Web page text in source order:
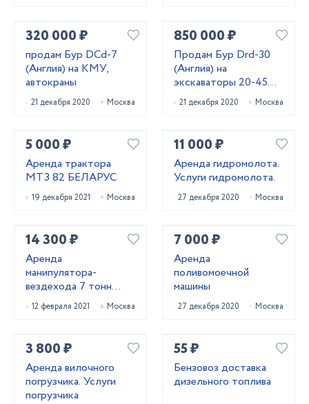
320 000 ₽
продам Бур DCd-7
(Англия) на КМУ,
автокраны
21 декабря 2020 Москва
850 000 ₽
Продам Бур Drd-30
(Англия) на
экскаваторы 20-45
тонн
21 декабря 2020 Москва
5 000 ₽
Аренда трактора
МТЗ 82 БЕЛАРУС
19 декабря 2021 Москва
11 000 ₽
Аренда гидромолота.
Услуги гидромолота.
27 декабря 2020 Москва
14 300 ₽
Аренда
манипулятора-
вездехода 7 тонн
КАМАЗ
12 февраля 2021 Москва
7 000 ₽
Аренда
поливомоечной
машины
27 декабря 2020 Москва
3 800 ₽
Аренда вилочного
погрузчика. Услуги
погрузчика
55 ₽
Бензовоз доставка
дизельного топлива